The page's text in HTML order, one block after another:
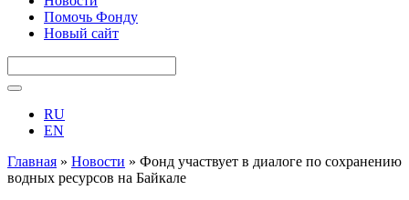
Помочь Фонду
Новый сайт
RU
EN
Главная » Новости » Фонд участвует в диалоге по сохранению
водных ресурсов на Байкале